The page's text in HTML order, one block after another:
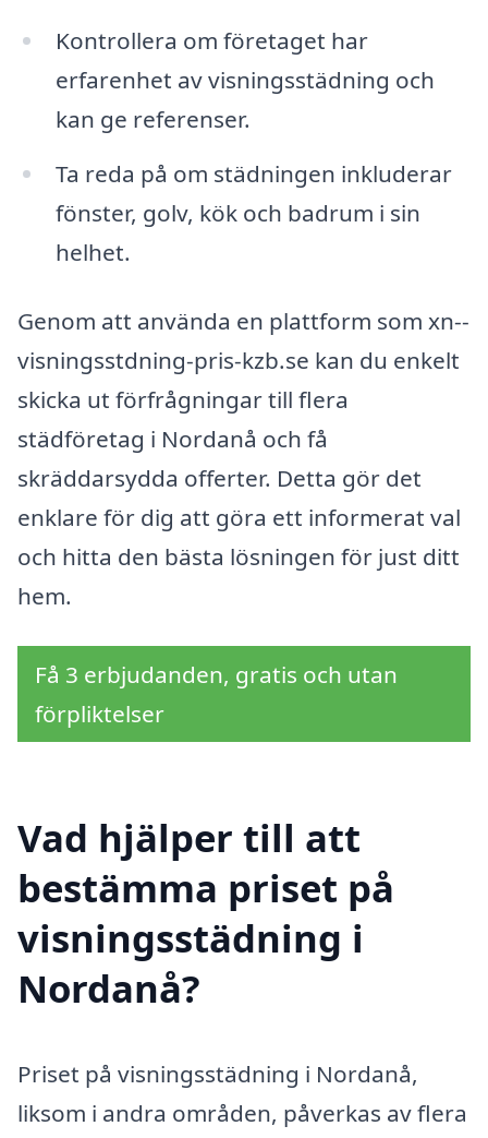
Kontrollera om företaget har
erfarenhet av visningsstädning och
kan ge referenser.
Ta reda på om städningen inkluderar
fönster, golv, kök och badrum i sin
helhet.
Genom att använda en plattform som xn--
visningsstdning-pris-kzb.se kan du enkelt
skicka ut förfrågningar till flera
städföretag i Nordanå och få
skräddarsydda offerter. Detta gör det
enklare för dig att göra ett informerat val
och hitta den bästa lösningen för just ditt
hem.
Få 3 erbjudanden, gratis och utan
förpliktelser
Vad hjälper till att
bestämma priset på
visningsstädning i
Nordanå?
Priset på visningsstädning i Nordanå,
liksom i andra områden, påverkas av flera